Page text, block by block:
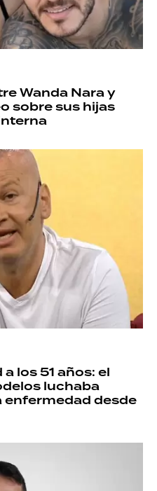
Wanda Nara y
sobre sus hijas
los 51 años: el
luchaba
desde